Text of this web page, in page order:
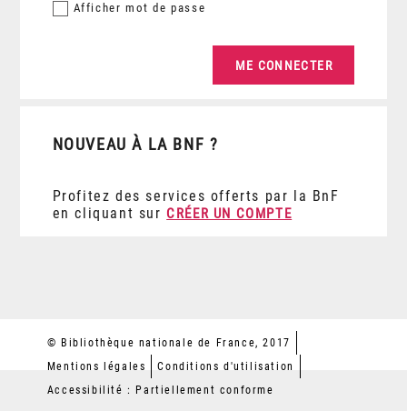
Afficher mot de passe
NOUVEAU À LA BNF ?
Profitez des services offerts par la BnF
en cliquant sur CRÉER UN COMPTE
© Bibliothèque nationale de France, 2017
Mentions légales
Conditions d'utilisation
Accessibilité : Partiellement conforme